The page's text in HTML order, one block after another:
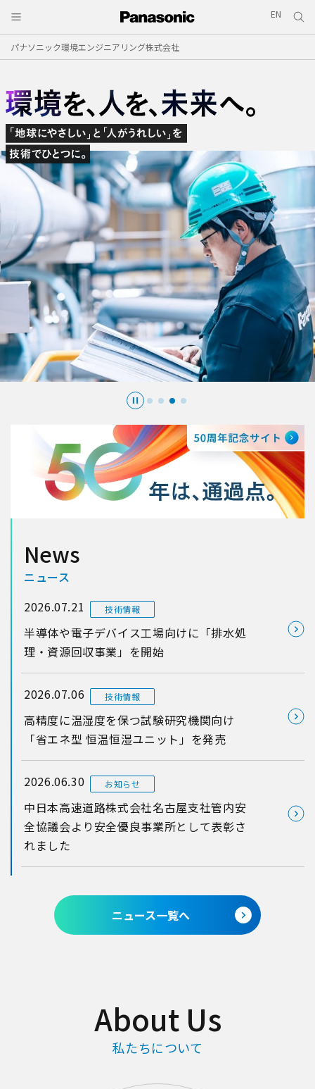
パナソニック環境エンジニアリング株式会社
EN
News
ニュース
2026.07.21
技術情報
半導体や電子デバイス工場向けに「排水処
理・資源回収事業」を開始
2026.07.06 技術情報
高精度に温湿度を保つ試験研究機関向け
「省エネ型 恒温恒湿ユニット」を発売
2026.06.30 お知らせ
中日本高速道路株式会社名古屋支社管内安
全協議会より安全優良事業所として表彰さ
れました
ニュース一覧へ
About Us
私たちについて